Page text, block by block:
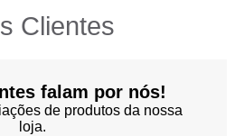
Clientes
falam por nós!
de produtos da nossa
loja.